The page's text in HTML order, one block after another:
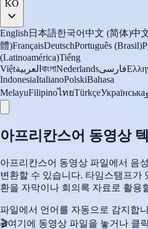
KO
English 日本語한국어中文 (简体)中
體)FrançaisDeutschPortuguês (Brasil)
(Latinoamérica)Tiếng
Việtالعربية বাংলাNederlandsفارسی
IndonesiaItalianoPolskiBahasa
MelayuFilipinoไทยTürkçeУкраїнська
아프리칸스어 동영상
아프리칸스어 동영상 파일에서 음
변환할 수 있습니다. 타임스탬프가
환을 자막이나 회의록 자료로 활용
파일에서 언어를 자동으로 감지합
🎬여기에 동영상 파일을 놓거나 클